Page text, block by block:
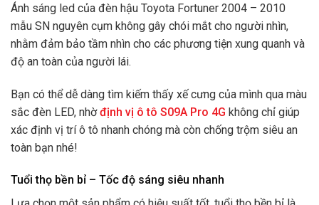
Ánh sáng led của đèn hậu Toyota Fortuner 2004 – 2010
mẫu SN nguyên cụm không gây chói mắt cho người nhìn,
nhằm đảm bảo tầm nhìn cho các phương tiện xung quanh và
độ an toàn của người lái.
Bạn có thể dễ dàng tìm kiếm thấy xế cưng của mình qua màu
sắc đèn LED, nhờ định vị ô tô S09A Pro 4G không chỉ giúp
xác định vị trí ô tô nhanh chóng mà còn chống trộm siêu an
toàn bạn nhé!
Tuổi thọ bền bỉ – Tốc độ sáng siêu nhanh